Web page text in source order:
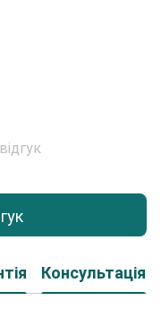
Консультація